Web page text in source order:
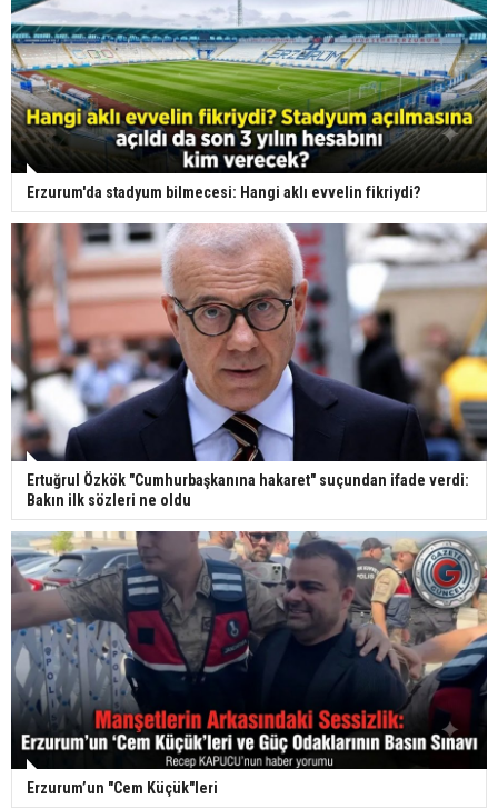
Erzurum'da stadyum bilmecesi: Hangi aklı evvelin fikriydi?
Ertuğrul Özkök "Cumhurbaşkanına hakaret" suçundan ifade verdi:
Bakın ilk sözleri ne oldu
Erzurum’un "Cem Küçük"leri